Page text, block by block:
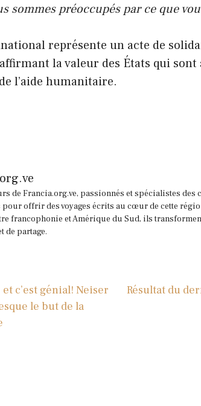
sommes préoccupés par ce que
représente un acte de
la valeur des États qui
l’aide humanitaire.
de Francia.org.ve, passionnés et spécialistes
offrir des voyages écrits au cœur de cette
francophonie et Amérique du Sud, ils
de partage.
c’est génial! Neiser
le but de la
Résultat du